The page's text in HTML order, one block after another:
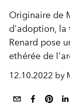
Originaire de
d'adoption, la
Renard pose
ethérée de
12.10.2022 by